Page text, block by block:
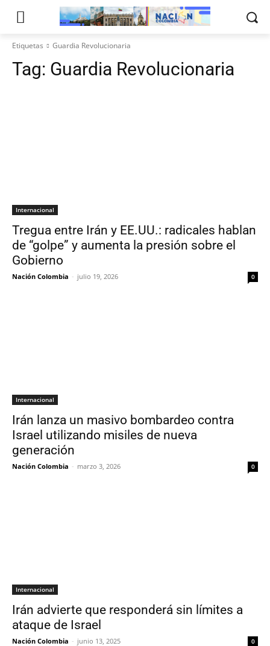
Etiquetas Guardia Revolucionaria
Tag: Guardia Revolucionaria
Internacional
Tregua entre Irán y EE.UU.: radicales hablan
de “golpe” y aumenta la presión sobre el
Gobierno
Nación Colombia - julio 19, 2026 0
Internacional
Irán lanza un masivo bombardeo contra
Israel utilizando misiles de nueva
generación
Nación Colombia - marzo 3, 2026 0
Internacional
Irán advierte que responderá sin límites a
ataque de Israel
Nación Colombia - junio 13, 2025 0